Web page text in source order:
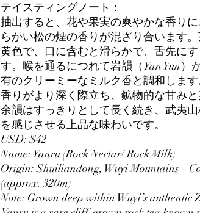
テイスティングノート：
抽出すると、花や果実の爽やかな香り
らかい松の煙の香りが混ざり合います
黄色で、口に含むと滑らかで、舌先に
す。喉を通るにつれて岩韻（Yan Yun）
有のクリーミーなミルク香と調和しま
香りがより深く際立ち、鉱物的な甘みと
余韻はすっきりとして長く続き、武夷
を感じさせる上品な味わいです。
USD: $42
Name: Yanru (Rock Nectar/ Rock Milk)
Origin: Shuiliandong, Wuyi Mountains –
(approx. 320m)
Note: Grown deep within Wuyi’s authentic